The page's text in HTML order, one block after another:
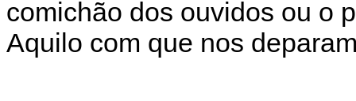
comichão dos ouvidos ou o
Aquilo com que nos